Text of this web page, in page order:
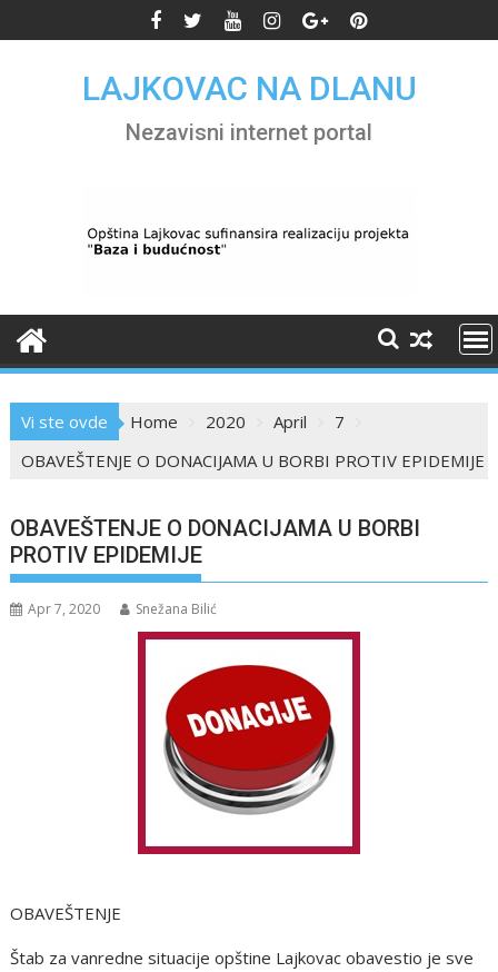
to
LAJKOVAC NA DLANU
Nezavisni internet portal
Vi ste ovde Home 2020 April
7
OBAVEŠTENJE O DONACIJAMA U BORBI PROTIV EPIDEMIJE
OBAVEŠTENJE O DONACIJAMA U BORBI
PROTIV EPIDEMIJE
Apr 7, 2020 Snežana Bilić
OBAVEŠTENJE
Štab za vanredne situacije opštine Lajkovac obavestio je sve